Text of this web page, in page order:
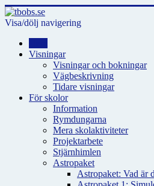
Visa/dölj navigering
Visningar
Visningar och bokningar
Vägbeskrivning
Tidare visningar
För skolor
Information
Rymdungarna
Mera skolaktiviteter
Projektarbete
Stjärnhimlen
Astropaket
Astropaket: Vad är